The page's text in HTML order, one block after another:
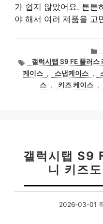
가 쉽지 않았어요. 튼튼
야 해서 여러 제품을 고
태
그
갤럭시탭 S9 FE 플러스
케이스 , 스냅케이스 ,
스 , 키즈 케이스 ,
갤럭시탭 S9
니 키즈
2026-03-01